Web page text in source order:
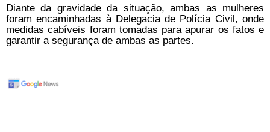
Diante da gravidade da situação, ambas as mulheres
foram encaminhadas à Delegacia de Polícia Civil, onde
medidas cabíveis foram tomadas para apurar os fatos e
garantir a segurança de ambas as partes.